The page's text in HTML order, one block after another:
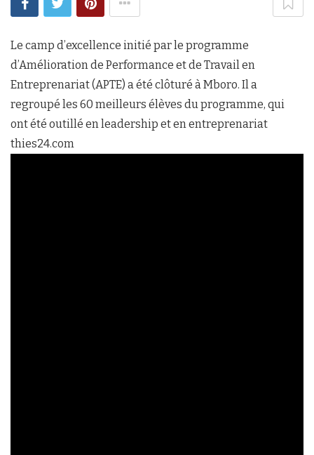
Le camp d’excellence initié par le programme
d’Amélioration de Performance et de Travail en
Entreprenariat (APTE) a été clôturé à Mboro. Il a
regroupé les 60 meilleurs élèves du programme, qui
ont été outillé en leadership et en entreprenariat
thies24.com